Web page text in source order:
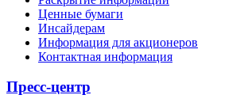
Ценные бумаги
Инсайдерам
Информация для акционеров
Контактная информация
Пресс-центр